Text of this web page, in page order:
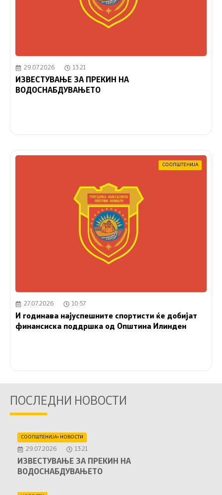
29.07.2026 13:21
ИЗВЕСТУВАЊЕ ЗА ПРЕКИН НА
ВОДОСНАБДУВАЊЕТО
СООПШТЕНИЈА
27.07.2026 10:57
И годинава најуспешните спортисти ќе добијат
финансиска поддршка од Општина Илинден
ПОСЛЕДНИ НОВОСТИ
СООПШТЕНИЈА• НОВОСТИ
29.07.2026 13:21
ИЗВЕСТУВАЊЕ ЗА ПРЕКИН НА
ВОДОСНАБДУВАЊЕТО